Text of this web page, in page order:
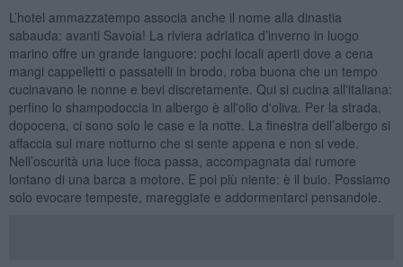
L’hotel ammazzatempo associa anche il nome alla dinastia
sabauda: avanti Savoia! La riviera adriatica d’inverno in luogo
marino offre un grande languore: pochi locali aperti dove a cena
mangi cappelletti o passatelli in brodo, roba buona che un tempo
cucinavano le nonne e bevi discretamente. Qui si cucina all'italiana:
perfino lo shampodoccia in albergo è all'olio d'oliva. Per la strada,
dopocena, ci sono solo le case e la notte. La finestra dell’albergo si
affaccia sul mare notturno che si sente appena e non si vede.
Nell’oscurità una luce fioca passa, accompagnata dal rumore
lontano di una barca a motore. E poi più niente: è il buio. Possiamo
solo evocare tempeste, mareggiate e addormentarci pensandole.